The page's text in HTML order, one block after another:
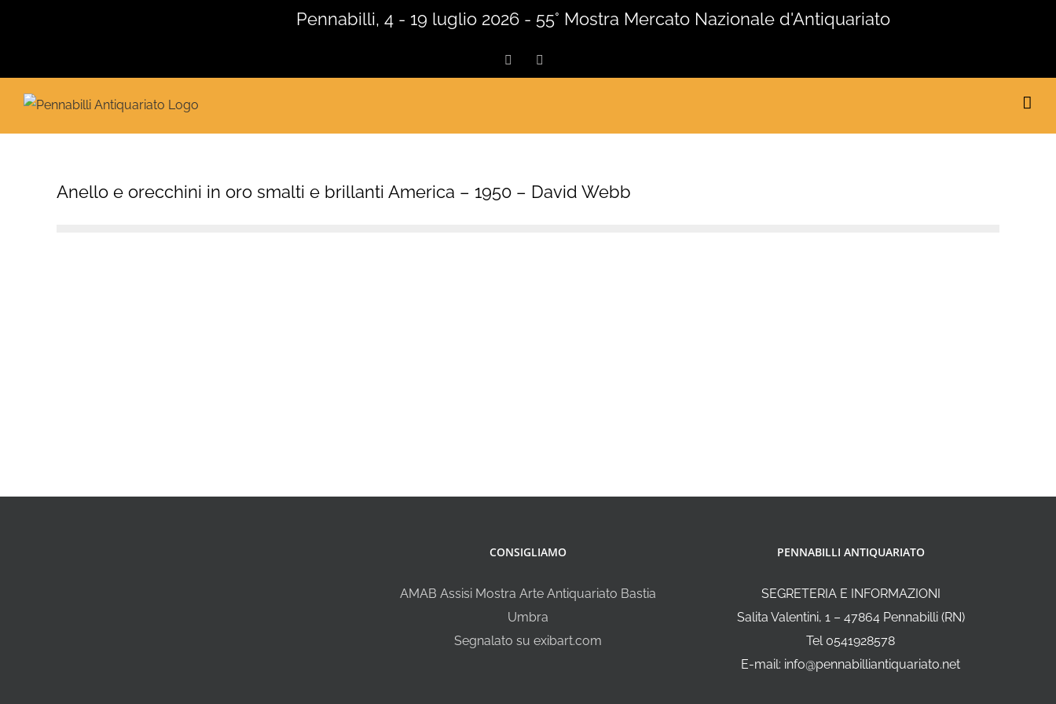
Pennabilli, 4 - 19 luglio 2026 - 55° Mostra Mercato Nazionale d'Antiquariato
Facebook
Anello e orecchini in oro smalti e brillanti America – 1950 – David Webb
CONSIGLIAMO
AMAB Assisi Mostra Arte Antiquariato Bastia
Umbra
Segnalato su exibart.com
PENNABILLI ANTIQUARIATO
SEGRETERIA E INFORMAZIONI
Salita Valentini, 1 – 47864 Pennabilli (RN)
Tel 0541928578
E-mail: info@pennabilliantiquariato.net